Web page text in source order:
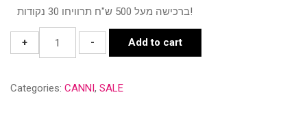
ברכישה מעל 500 ש"ח תרוויחו 30 נקודות!
+
CANNI
-
6
- Add to cart
Categories: CANNI, SALE